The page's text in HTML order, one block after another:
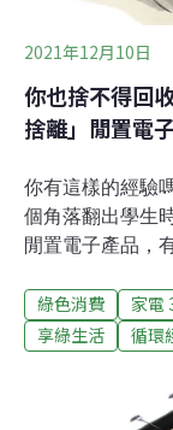
2021年12月10日
你也捨不得回
捨離」閒置電
你有這樣的經驗
個角落翻出學生
閒置電子產品，
點消費者不願回
們大都能瀟灑回
很難「斷捨離」
得丟掉這些產品
綠色消費 家電
享綠生活
循環